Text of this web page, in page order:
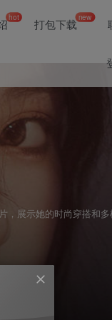
hot 打包下载 new
展示她的时尚穿搭和